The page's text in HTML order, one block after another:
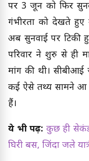
पर 3 जून को फिर
गंभीरता को देखते हुए
अब सुनवाई पर टिकी
परिवार ने शुरु से ही
मांग की थी।
कई ऐसे तथ्य सामने आ
हैं।
ये भी पढ़ें: कुछ ही
घिरी बस, जिंदा जले